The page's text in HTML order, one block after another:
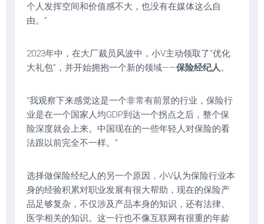
个人发挥空间和价值感不大，也没有在媒体这么自
由。”
2023年中，在大厂裁员风波中，小V主动领取了“优化
大礼包”，并开始拥抱一个新的领域——保险经纪人 。
“我观察下来感觉这是一个非常有前景的行业，保险行
业是在一个国家人均GDP到达一个拐点之后，整个保
险深度就会上来。中国现在的一些年轻人对保险的看
法跟以前完全不一样。”
选择做保险经纪人的另一个原因，小V认为保险行业本
身的经验积累对职业发展有很大帮助，现在的保险产
品足够复杂，不仅涉及产品本身的知识，还有法律、
医学相关的知识。这一行也不像互联网有很重的年龄